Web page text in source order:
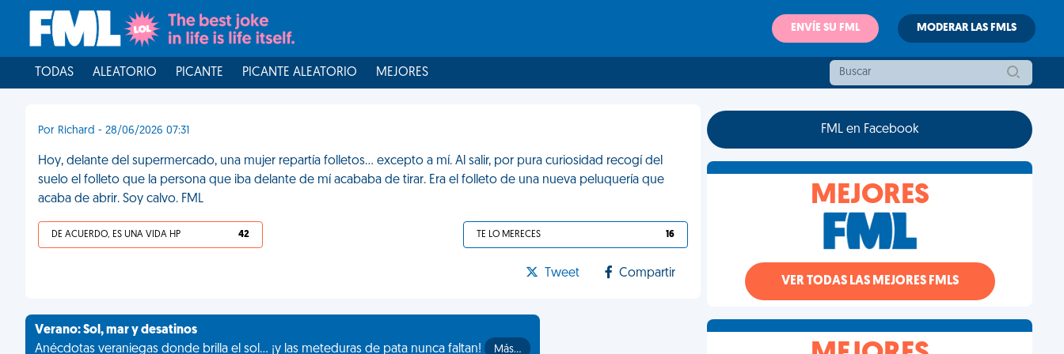
ENVÍE SU FML MODERAR LAS FMLS
TODAS ALEATORIO PICANTE PICANTE ALEATORIO MEJORES
Por Richard - 28/06/2026 07:31
Hoy, delante del supermercado, una mujer repartía folletos... excepto a mí. Al salir, por pura curiosidad recogí del
suelo el folleto que la persona que iba delante de mí acababa de tirar. Era el folleto de una nueva peluquería que
acaba de abrir. Soy calvo. FML
DE ACUERDO, ES UNA VIDA HP 42 TE LO MERECES 16
Tweet Compartir
Verano: Sol, mar y desatinos
Anécdotas veraniegas donde brilla el sol... ¡y las meteduras de pata nunca faltan!
Más…
FML en Facebook
MEJORES
VER TODAS LAS MEJORES FMLS